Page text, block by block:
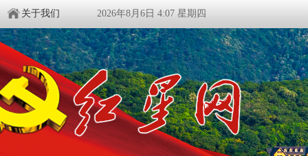
关于我们 2026年8月6日 4:07 星期四